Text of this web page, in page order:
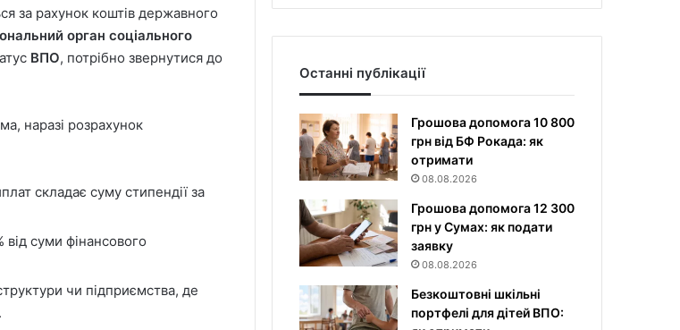
за рахунок коштів державного
орган соціального
ВПО, потрібно звернутися до
наразі розрахунок
складає суму стипендії за
суми фінансового
чи підприємства, де
Останні публікації
Грошова допомога 10 800
грн від БФ Рокада: як
отримати
08.08.2026
Грошова допомога 12 300
грн у Сумах: як подати
заявку
08.08.2026
Безкоштовні шкільні
портфелі для дітей ВПО: